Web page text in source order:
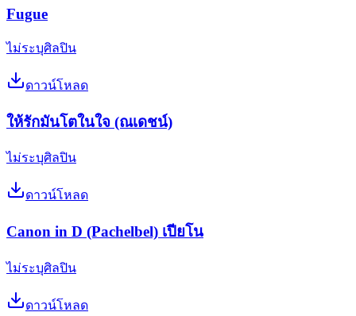
Fugue
ไม่ระบุศิลปิน
ดาวน์โหลด
ให้รักมันโตในใจ (ณเดชน์)
ไม่ระบุศิลปิน
ดาวน์โหลด
Canon in D (Pachelbel) เปียโน
ไม่ระบุศิลปิน
ดาวน์โหลด